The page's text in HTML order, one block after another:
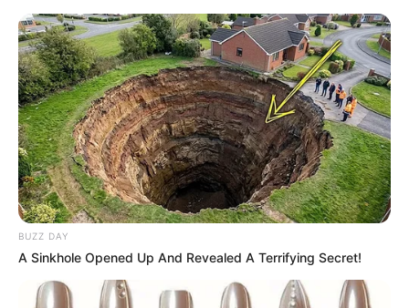
7. Memakan kumbang menjadi tantangan tersendiri
nih, mereka termasuk dalam ordo Coleoptera
BUZZ DAY
A Sinkhole Opened Up And Revealed A Terrifying Secret!